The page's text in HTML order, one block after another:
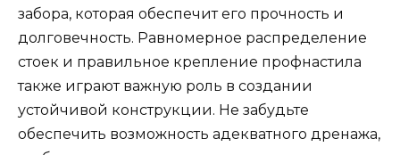
забора, которая обеспечит его прочность и
долговечность. Равномерное распределение
стоек и правильное крепление профнастила
также играют важную роль в создании
устойчивой конструкции. Не забудьте
обеспечить возможность адекватного дренажа,